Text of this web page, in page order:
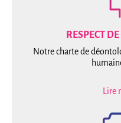
RESPECT
Notre charte de
Lire